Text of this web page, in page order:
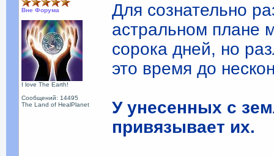
Вне Форума
I love The Earth!
Сообщений: 14495
The Land of HealPlanet
Для сознательно
астральном плане
сорока дней, но
это время до
У унесенных с
привязывает их.